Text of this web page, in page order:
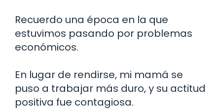
Recuerdo una época en la que
estuvimos pasando por problemas
económicos.
En lugar de rendirse, mi mamá se
puso a trabajar más duro, y su actitud
positiva fue contagiosa.